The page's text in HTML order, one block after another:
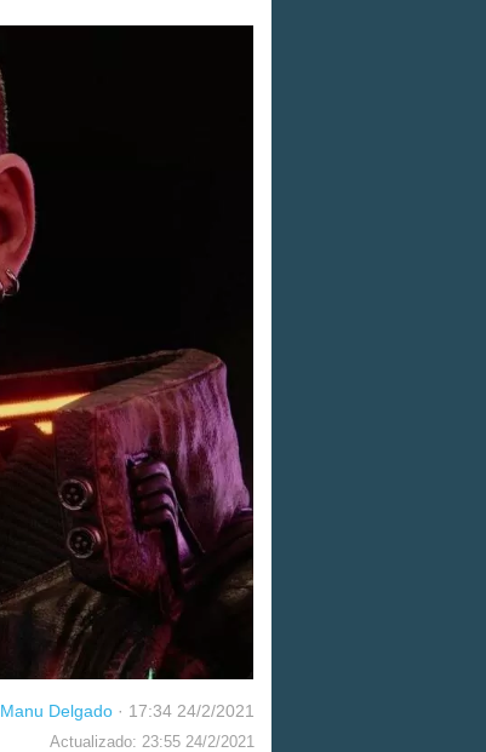
Manu Delgado · 17:34 24/2/2021
Actualizado: 23:55 24/2/2021